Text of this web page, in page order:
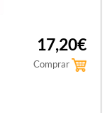
17,20€
Comprar